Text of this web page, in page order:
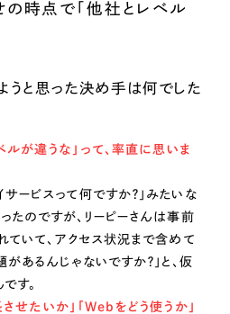
時点で「他社とレベル
うと思った決め手は何でした
ルが違うな」って、率直に思いま
ービスって何ですか？」みたいな
たのですが、リーピーさんは事前
ていて、アクセス状況まで含めて
があるんじゃないですか？」と、仮
す。
せたいか」「Webをどう使うか」